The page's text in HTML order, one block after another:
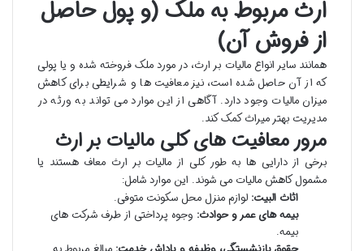
ارث مربوط به ملک (و پول حاصل
از فروش آن)
همانند سایر انواع مالیات بر ارث، در مورد ملک فروخته شده و یا پولی
که از آن حاصل شده است، نیز معافیت ها و شرایطی برای کاهش
میزان مالیات وجود دارد. آگاهی از این موارد می تواند به ورثه در
مدیریت بهتر میراث کمک کند.
مرور معافیت های کلی مالیات بر ارث
برخی از دارایی ها به طور کلی از مالیات بر ارث معاف هستند یا
مشمول کاهش مالیات می شوند. این موارد شامل:
اثاث البیت: لوازم منزل محل سکونت متوفی.
بیمه های عمر و حوادث: وجوه پرداختی از طرف شرکت های
بیمه.